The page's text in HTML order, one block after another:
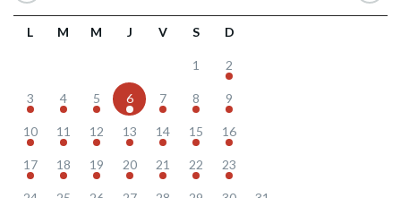
L M M J V S D
1 2
3 4 5 6 7 8 9
10 11 12 13 14 15 16
17 18 19 20 21 22 23